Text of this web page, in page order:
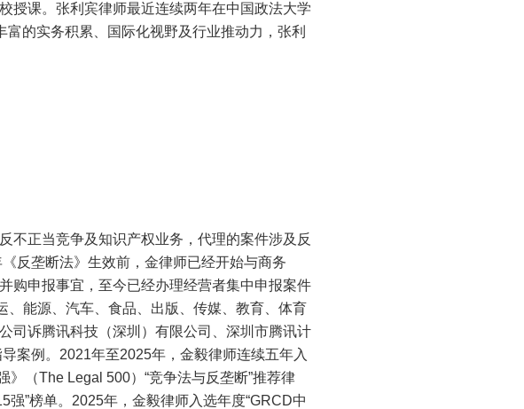
授课。张利宾律师最近连续两年在中国政法大学
的实务积累、国际化视野及行业推动力，张利
正当竞争及知识产权业务，代理的案件涉及反
反垄断法》生效前，金律师已经开始与商务
购申报事宜，至今已经办理经营者集中申报案件
能源、汽车、食品、出版、传媒、教育、体育
司诉腾讯科技（深圳）有限公司、深圳市腾讯计
案例。2021年至2025年，金毅律师连续五年入
（The Legal 500）“竞争法与反垄断”推荐律
”榜单。2025年，金毅律师入选年度“GRCD中